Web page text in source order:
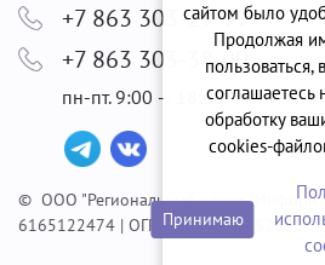
+7 863 303-29-99
+7 863 303-38-00
пн-пт. 9:00 — 18:00
© ООО "Региональный центр
6165122474 | ОГРН: 1056165052635
сайтом было
Продолжая
пользоваться,
соглашаетесь
обработку
Принимаю